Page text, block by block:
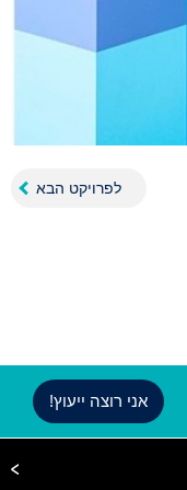
לפרויקט הבא
אני רוצה ייעוץ!